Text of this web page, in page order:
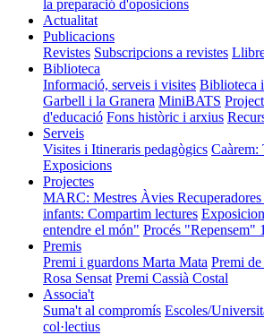
la preparació d'oposicions
Actualitat
Publicacions
Revistes Subscripcions a revistes
Biblioteca
Informació, serveis i visites Biblioteca
Garbell i la Granera MiniBATS
d'educació Fons històric i arxius
Serveis
Visites i Itineraris pedagògics Caàrem:
Exposicions
Projectes
MARC: Mestres Àvies Recuperadores
infants: Compartim lectures
entendre el món" Procés "Repensem"
Premis
Premi i guardons Marta Mata Premi
Rosa Sensat Premi Cassià Costal
Associa't
Suma't al compromís Escoles/
col·lectius